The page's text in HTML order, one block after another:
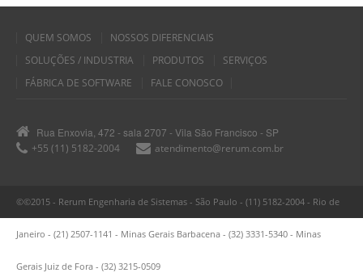
QUEM SOMOS
NOSSOS DIFERENCIAIS
SOLUÇÕES / INDUSTRIA
PRODUTOS
SERVIÇOS
FÁBRICA DE SOFTWARE
FALE CONOSCO
Rua Enxovia, 472 - sala 2707 - Vila São Francisco - SP
+55 (11) 5182-2004
atendimento@rerum.com.br
©©2015 - Rerum Engenharia de Sistemas - São Paulo - (11) 5182-2004 - Rio de
Janeiro - (21) 2507-1141 - Minas Gerais Barbacena - (32) 3331-5340 - Minas
Gerais Juiz de Fora - (32) 3215-0509